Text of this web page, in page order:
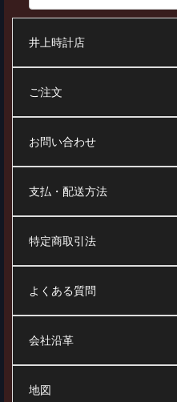
井上時計店
ご注文
お問い合わせ
支払・配送方法
特定商取引法
よくある質問
会社沿革
地図